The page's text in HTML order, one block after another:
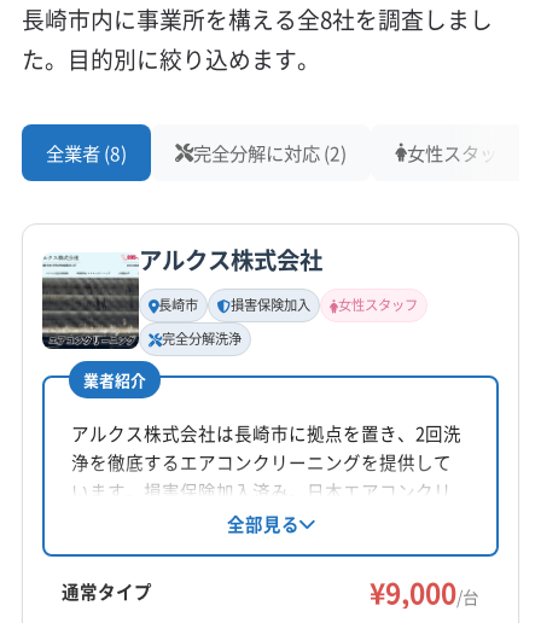
長崎市内に事業所を構える全8社を調査しまし
た。目的別に絞り込めます。
全業者 (8) 完全分解に対応 (2) 女性スタッフ在
アルクス株式会社
長崎市 損害保険加入
女性スタッフ
完全分解洗浄
業者紹介
アルクス株式会社は長崎市に拠点を置き、2回洗
浄を徹底するエアコンクリーニングを提供して
います。損害保険加入済み。日本エアコンクリ
ーニング協会推奨のエコ洗剤を使用し、子供や
ペットがいる家庭でも安心です。防虫キャップ
無料取り付けサービスもあります。丁寧な作業
を心がけ、柔軟な対応が魅力です。
全部見る
通常タイプ ¥9,000/台